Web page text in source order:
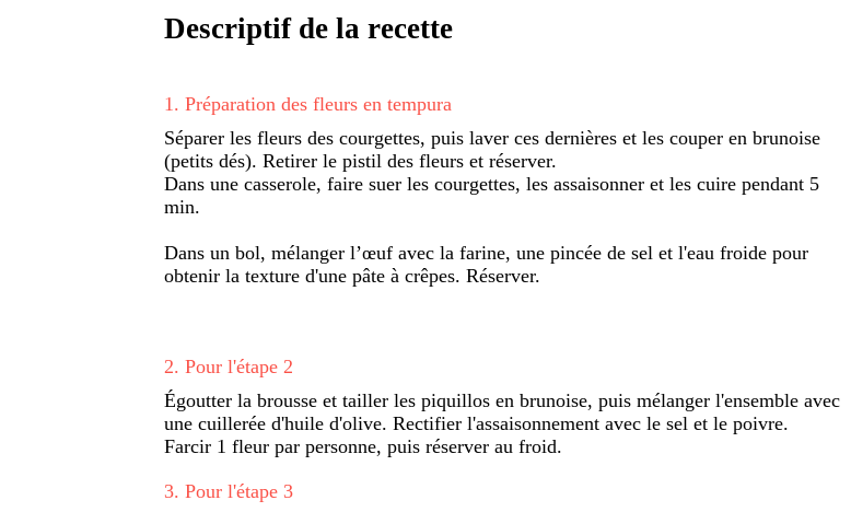
Descriptif de la recette
1 . Préparation des fleurs en tempura
Séparer les fleurs des courgettes, puis laver ces dernières et les couper en brunoise
(petits dés). Retirer le pistil des fleurs et réserver.
Dans une casserole, faire suer les courgettes, les assaisonner et les cuire pendant 5
min.
Dans un bol, mélanger l’œuf avec la farine, une pincée de sel et l'eau froide pour
obtenir la texture d'une pâte à crêpes. Réserver.
2. Pour l'étape 2
Égoutter la brousse et tailler les piquillos en brunoise, puis mélanger l'ensemble avec
une cuillerée d'huile d'olive. Rectifier l'assaisonnement avec le sel et le poivre.
Farcir 1 fleur par personne, puis réserver au froid.
3. Pour l'étape 3